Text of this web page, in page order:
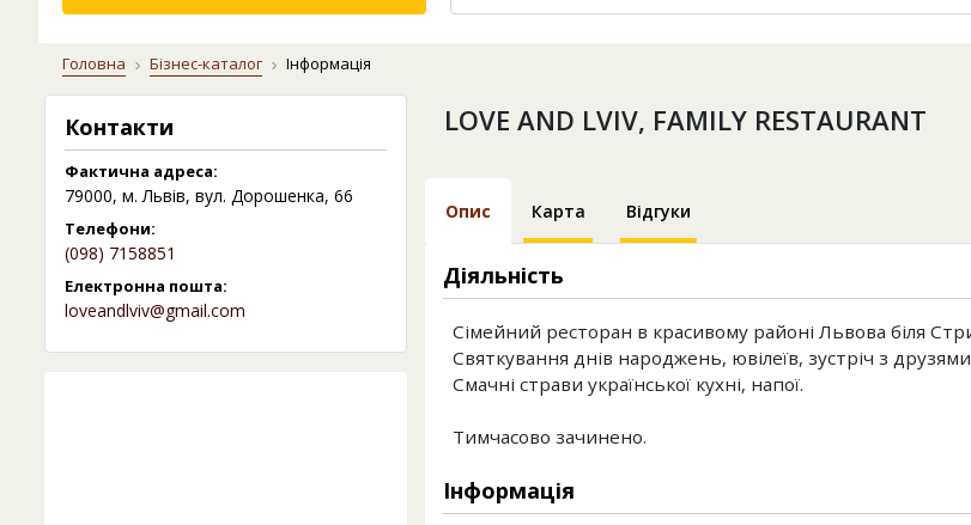
Головна Бізнес-каталог Інформація
Контакти
Фактична адреса:
79000, м. Львів, вул. Дорошенка, 66
Телефони:
(098) 7158851
Електронна пошта:
loveandlviv@gmail.com
LOVE AND LVIV, FAMILY RESTAURANT
Опис Карта Відгуки
Діяльність
Сімейний ресторан в красивому районі Львова біля
Святкування днів народжень, ювілеїв, зустріч з
Смачні страви української кухні, напої.
Тимчасово зачинено.
Інформація